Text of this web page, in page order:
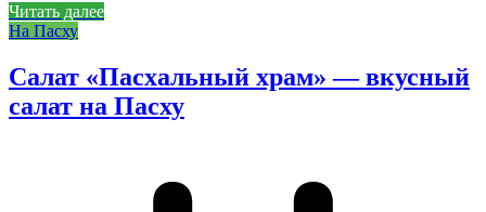
Читать далее
На Пасху
Салат «Пасхальный храм» — вкусный
салат на Пасху